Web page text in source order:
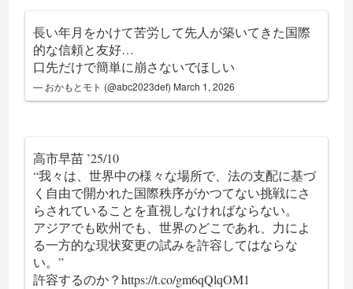
長い年月をかけて苦労して先人が築いてきた国際
的な信頼と友好…
口先だけで簡単に崩さないでほしい
— おかもとモト (@abc2023def) March 1, 2026
高市早苗 ’25/10
“我々は、世界中の様々な場所で、法の支配に基づ
く自由で開かれた国際秩序がかつてない挑戦にさ
らされていることを直視しなければならない。
アジアでも欧州でも、世界のどこであれ、力によ
る一方的な現状変更の試みを許容してはならな
い。”
許容するのか？https://t.co/gm6qQlqOM1